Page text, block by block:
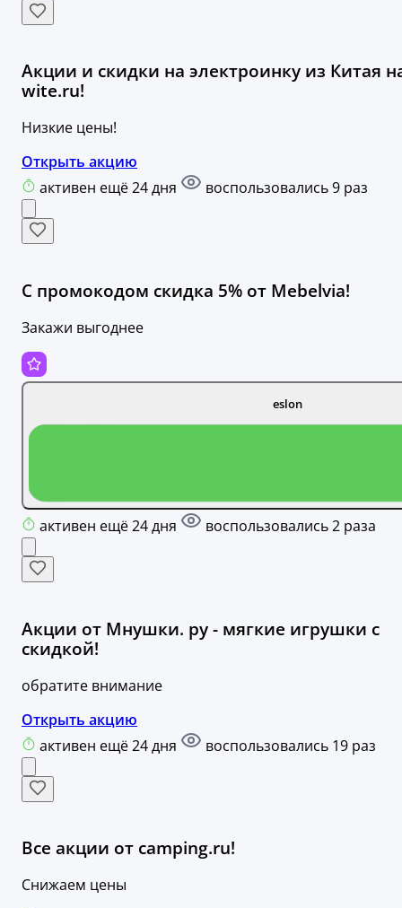
Акции и скидки на электроинку из Китая
wite.ru!
Низкие цены!
Открыть акцию
активен ещё 24 дня
воспользовались 9 раз
С промокодом скидка 5% от Mebelvia!
Закажи выгоднее
eslon
активен ещё 24 дня воспользовались 2 раза
Акции от Мнушки. ру - мягкие игрушки с
скидкой!
обратите внимание
Открыть акцию
активен ещё 24 дня
воспользовались 19 раз
Все акции от camping.ru!
Снижаем цены